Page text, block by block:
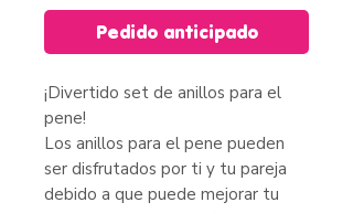
Pedido anticipado
¡Divertido set de anillos para el
pene!
Los anillos para el pene pueden
ser disfrutados por ti y tu pareja
debido a que puede mejorar tu